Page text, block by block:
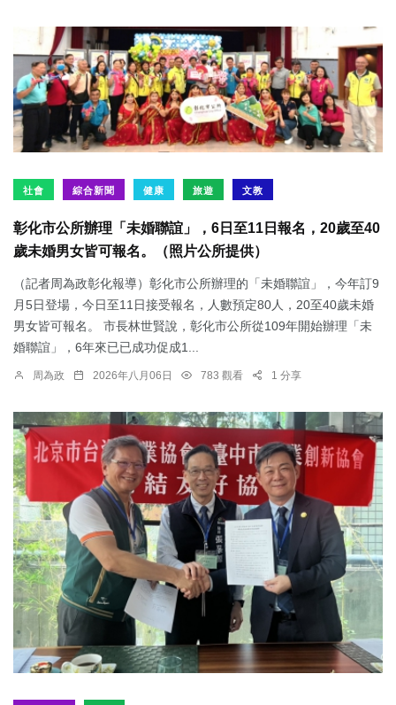
社會 綜合新聞 健康 旅遊 文教
彰化市公所辦理「未婚聯誼」，6日至11日報名，20歲至40
歲未婚男女皆可報名。（照片公所提供）
（記者周為政彰化報導）彰化市公所辦理的「未婚聯誼」，今年訂9
月5日登場，今日至11日接受報名，人數預定80人，20至40歲未婚
男女皆可報名。 市長林世賢說，彰化市公所從109年開始辦理「未
婚聯誼」，6年來已已成功促成1...
周為政 2026年八月06日 783 觀看 1 分享